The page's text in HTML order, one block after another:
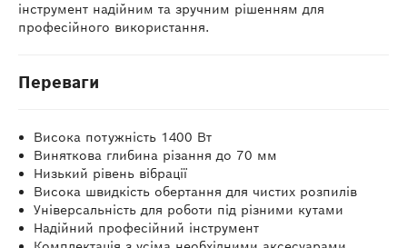
інструмент надійним та зручним рішенням для
професійного використання.
Переваги
Висока потужність 1400 Вт
Виняткова глибина різання до 70 мм
Низький рівень вібрації
Висока швидкість обертання для чистих розпилів
Універсальність для роботи під різними кутами
Надійний професійний інструмент